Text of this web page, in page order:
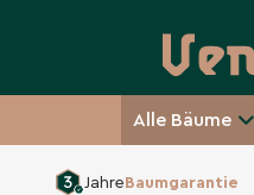
Alle Bäume
JahreBaumgarantie